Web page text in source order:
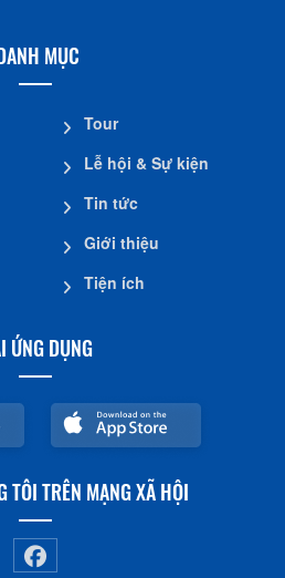
MỤC
Tour
Lễ hội & Sự kiện
Tin tức
Giới thiệu
Tiện ích
ỨNG DỤNG
TÔI TRÊN MẠNG XÃ HỘI